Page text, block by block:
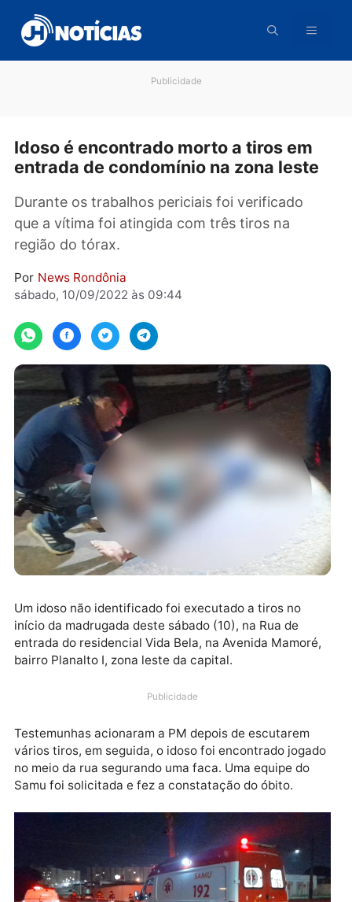
para
conteúdo
Idoso é encontrado morto a tiros em
Durante os trabalhos periciais foi verificado
que a vítima foi atingida com três tiros na
região do tórax.
sábado, 10/09/2022 às 09:44
início da madrugada deste sábado (10), na Rua de
bairro Planalto I, zona leste da capital.
Publicidade
Testemunhas acionaram a PM depois de escutarem
vários tiros, em seguida, o idoso foi encontrado
no meio da rua segurando uma faca. Uma equipe do
Samu foi solicitada e fez a constatação do óbito.